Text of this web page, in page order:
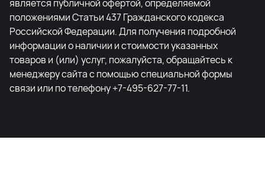
является публичной офертой, определяемой
положениями Статьи 437 Гражданского кодекса
Российской Федерации. Для получения подробной
информации о наличии и стоимости указанных
товаров и (или) услуг, пожалуйста, обращайтесь к
менеджеру сайта с помощью специальной формы
связи или по телефону +7-495-627-77-11.